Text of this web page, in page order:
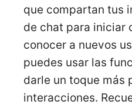
que compartan tus
de chat para iniciar
conocer a nuevos
puedes usar las
darle un toque más
interacciones.